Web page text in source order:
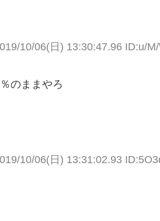
10/06(日) 13:30:47.96 ID:u/
のままやろ
10/06(日) 13:31:02.93